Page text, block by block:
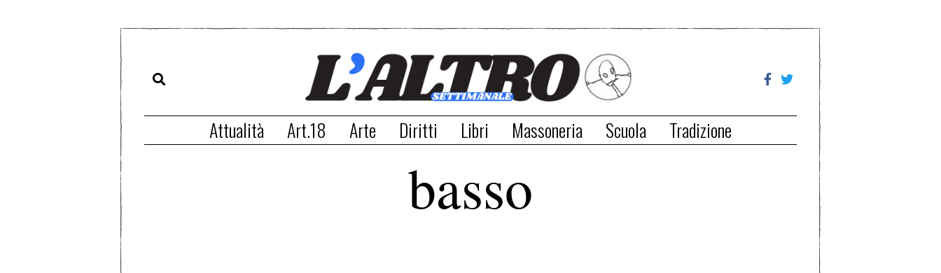
Attualità Art.18 Arte Diritti Libri Massoneria Scuola Tradizione
basso